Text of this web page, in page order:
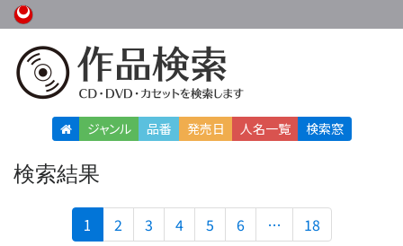
ジャンル 品番 発売日 人名一覧 検索窓
検索結果
1 (current)
2 3 4 5 6 … 18